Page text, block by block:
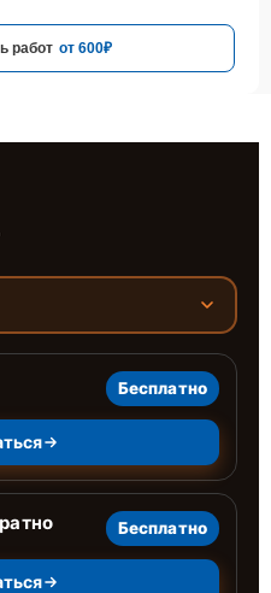
работ от 600₽
Бесплатно
Бесплатно